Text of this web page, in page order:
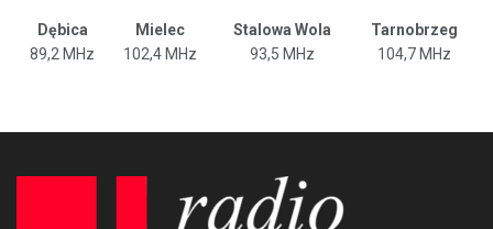
Dębica Mielec Stalowa Wola
Tarnobrzeg
89,2 MHz
102,4 MHz 93,5 MHz 104,7 MHz